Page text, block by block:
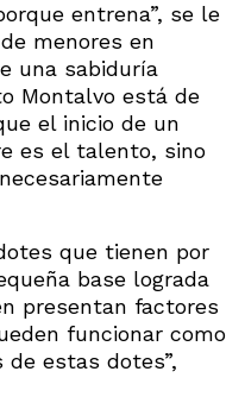
entrena”, se le
menores en
una sabiduría
Montalvo está de
el inicio de un
es el talento, sino
que tienen por
base lograda
presentan factores
funcionar como
estas dotes”,